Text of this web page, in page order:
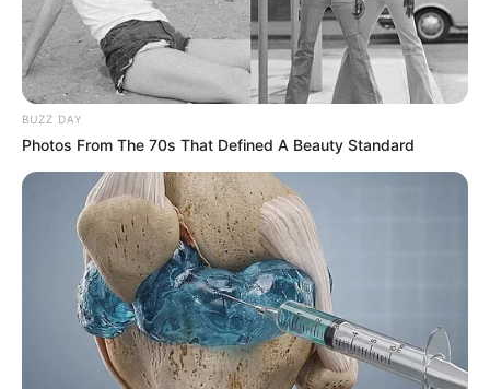
BUZZ DAY
Photos From The 70s That Defined A Beauty Standard